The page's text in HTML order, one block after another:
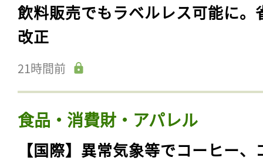
飲料販売でもラベルレス可能に。
改正
21時間前
食品・消費財・アパレル
【国際】異常気象等でコーヒー、